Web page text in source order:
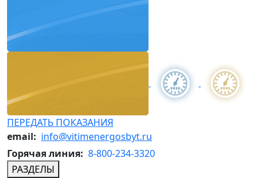
ПЕРЕДАТЬ ПОКАЗАНИЯ
email: info@vitimenergosbyt.ru
Горячая линия: 8-800-234-3320
РАЗДЕЛЫ